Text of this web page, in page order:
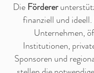
Die Förderer
finanziell und
Unternehmen,
Institutionen,
Sponsoren und